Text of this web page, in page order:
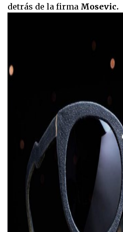
detrás de la firma Mosevic.